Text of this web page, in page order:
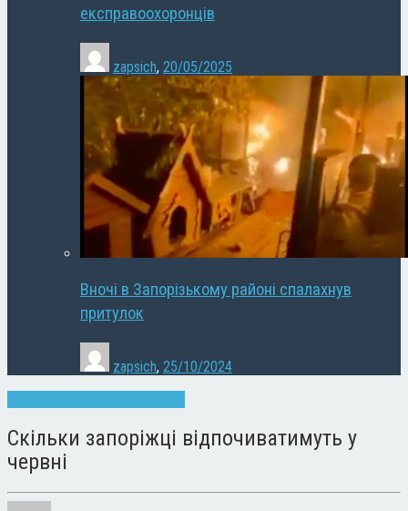
експравоохоронців
zapsich, 20/05/2025
Вночі в Запорізькому районі спалахнув
притулок
zapsich, 25/10/2024
Скільки запоріжці відпочиватимуть у
червні